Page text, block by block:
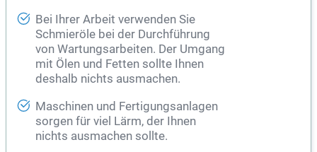
Bei Ihrer Arbeit verwenden Sie
Schmieröle bei der Durchführung
von Wartungsarbeiten. Der Umgang
mit Ölen und Fetten sollte Ihnen
deshalb nichts ausmachen.
Maschinen und Fertigungsanlagen
sorgen für viel Lärm, der Ihnen
nichts ausmachen sollte.